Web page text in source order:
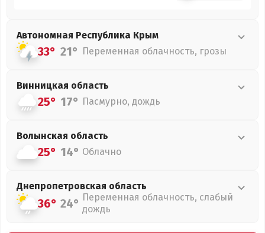
Автономная Республика Крым
33° 21° Переменная облачность, грозы
Винницкая область
25° 17° Пасмурно, дождь
Волынская область
25° 14° Облачно
Днепропетровская область
36° 24° Переменная облачность, слабый
дождь